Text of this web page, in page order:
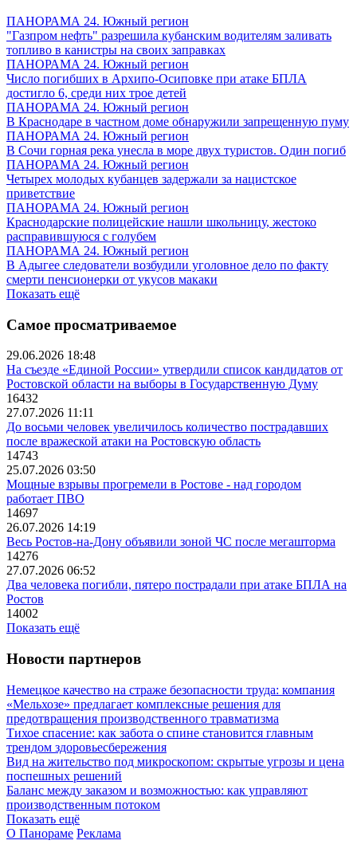
ПАНОРАМА 24. Южный регион
"Газпром нефть" разрешила кубанским водителям заливать
топливо в канистры на своих заправках
ПАНОРАМА 24. Южный регион
Число погибших в Архипо-Осиповке при атаке БПЛА
достигло 6, среди них трое детей
ПАНОРАМА 24. Южный регион
В Краснодаре в частном доме обнаружили запрещенную пуму
ПАНОРАМА 24. Южный регион
В Сочи горная река унесла в море двух туристов. Один погиб
ПАНОРАМА 24. Южный регион
Четырех молодых кубанцев задержали за нацистское
приветствие
ПАНОРАМА 24. Южный регион
Краснодарские полицейские нашли школьницу, жестоко
расправившуюся с голубем
ПАНОРАМА 24. Южный регион
В Адыгее следователи возбудили уголовное дело по факту
смерти пенсионерки от укусов макаки
Показать ещё
Самое просматриваемое
29.06.2026 18:48
На съезде «Единой России» утвердили список кандидатов от
Ростовской области на выборы в Государственную Думу
16432
27.07.2026 11:11
До восьми человек увеличилось количество пострадавших
после вражеской атаки на Ростовскую область
14743
25.07.2026 03:50
Мощные взрывы прогремели в Ростове - над городом
работает ПВО
14697
26.07.2026 14:19
Весь Ростов-на-Дону объявили зоной ЧС после мегашторма
14276
27.07.2026 06:52
Два человека погибли, пятеро пострадали при атаке БПЛА на
Ростов
14002
Показать ещё
Новости партнеров
Немецкое качество на страже безопасности труда: компания
«Мельхозе» предлагает комплексные решения для
предотвращения производственного травматизма
Тихое спасение: как забота о спине становится главным
трендом здоровьесбережения
Вид на жительство под микроскопом: скрытые угрозы и цена
поспешных решений
Баланс между заказом и возможностью: как управляют
производственным потоком
Показать ещё
О Панораме Реклама